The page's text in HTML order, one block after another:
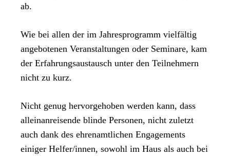
ab.
Wie bei allen der im Jahresprogramm vielfältig
angebotenen Veranstaltungen oder Seminare, kam
der Erfahrungsaustausch unter den Teilnehmern
nicht zu kurz.
Nicht genug hervorgehoben werden kann, dass
alleinanreisende blinde Personen, nicht zuletzt
auch dank des ehrenamtlichen Engagements
einiger Helfer/innen, sowohl im Haus als auch bei